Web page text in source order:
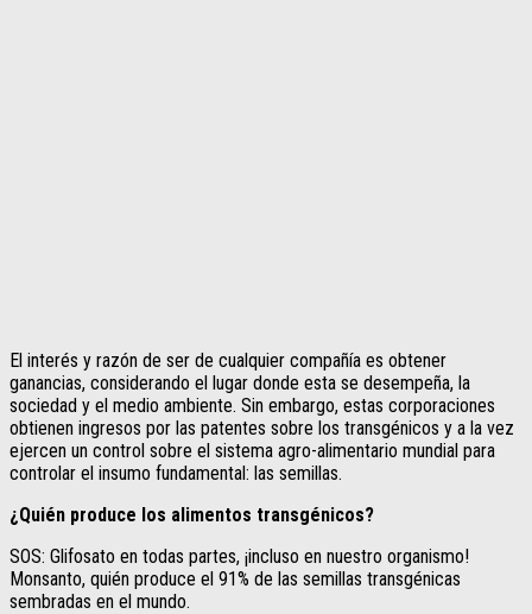
El interés y razón de ser de cualquier compañía es obtener
ganancias, considerando el lugar donde esta se desempeña, la
sociedad y el medio ambiente. Sin embargo, estas corporaciones
obtienen ingresos por las patentes sobre los transgénicos y a la vez
ejercen un control sobre el sistema agro-alimentario mundial para
controlar el insumo fundamental: las semillas.
¿Quién produce los alimentos transgénicos?
SOS: Glifosato en todas partes, ¡incluso en nuestro organismo!
Monsanto, quién produce el 91% de las semillas transgénicas
sembradas en el mundo.